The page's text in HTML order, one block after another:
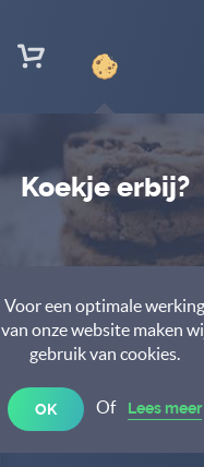
Koekje erbij?
Voor een optimale werking
van onze website maken
gebruik van cookies.
OK Of Lees meer